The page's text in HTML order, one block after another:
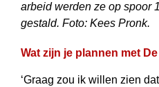
arbeid werden ze op spoor
gestald. Foto: Kees Pronk.
Wat zijn je plannen met
‘Graag zou ik willen zien